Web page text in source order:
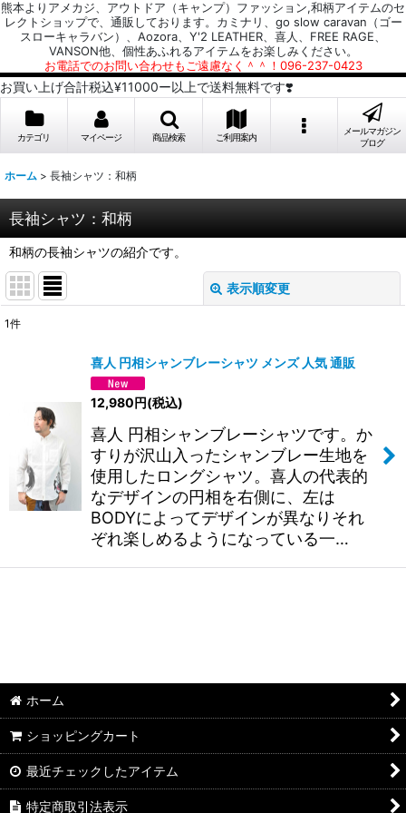
熊本よりアメカジ、アウトドア（キャンプ）ファッション,和柄アイテムのセ
レクトショップで、通販しております。カミナリ、go slow caravan（ゴー
スローキャラバン）、Aozora、Y'2 LEATHER、喜人、FREE RAGE、
VANSON他、個性あふれるアイテムをお楽しみください。
お電話でのお問い合わせもご遠慮なく＾＾！096-237-0423
お買い上げ合計税込¥11000ー以上で送料無料です❣️
カテゴリ マイページ 商品検索 ご利用案内
メールマガジン
ブログ
ホーム > 長袖シャツ：和柄
長袖シャツ：和柄
和柄の長袖シャツの紹介です。
表示順変更
絞り込む
1件
喜人 円相シャンブレーシャツ メンズ 人気 通販
12,980円(税込)
喜人 円相シャンブレーシャツです。か
すりが沢山入ったシャンブレー生地を
使用したロングシャツ。喜人の代表的
なデザインの円相を右側に、左は
BODYによってデザインが異なりそれ
ぞれ楽しめるようになっている一…
ホーム
ショッピングカート
最近チェックしたアイテム
特定商取引法表示